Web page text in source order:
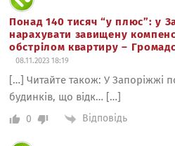
Понад 140 тисяч “у плюс”: у
нарахувати завищену
обстрілом квартиру –
08.11.2023 18:19
[…] Читайте також: У Запоріжжі
будинків, що відк… […]
0 Відповідь